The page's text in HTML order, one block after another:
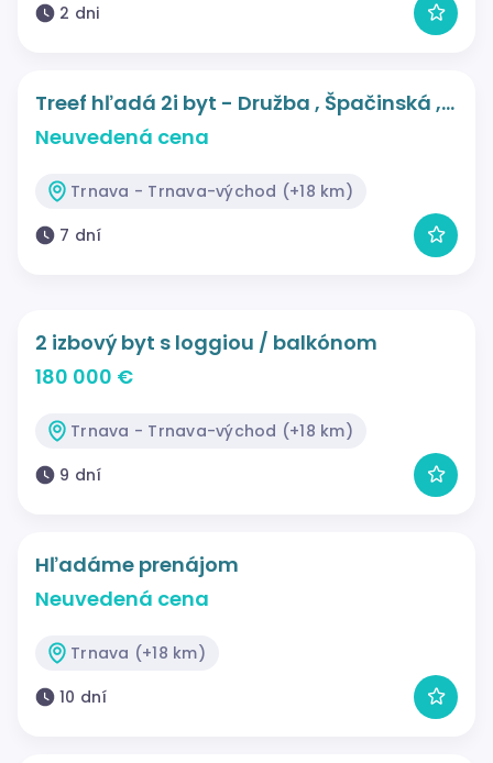
2 dni
Treef hľadá 2i byt - Družba , Špačinská ,…
Neuvedená cena
Trnava - Trnava-východ (+18 km)
7 dní
2 izbový byt s loggiou / balkónom
180 000 €
Trnava - Trnava-východ (+18 km)
9 dní
Hľadáme prenájom
Neuvedená cena
Trnava (+18 km)
10 dní